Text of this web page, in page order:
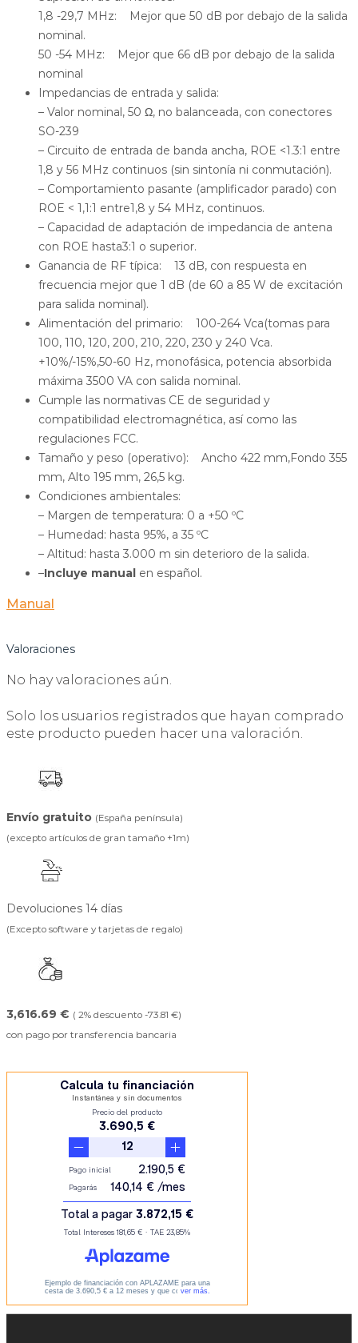
1,8 -29,7 MHz: Mejor que 50 dB por debajo de la salida
nominal.
50 -54 MHz: Mejor que 66 dB por debajo de la salida
nominal
Impedancias de entrada y salida:
– Valor nominal, 50 Ω, no balanceada, con conectores
SO-239
– Circuito de entrada de banda ancha, ROE <1.3:1 entre
1,8 y 56 MHz continuos (sin sintonía ni conmutación).
– Comportamiento pasante (amplificador parado) con
ROE < 1,1:1 entre1,8 y 54 MHz, continuos.
– Capacidad de adaptación de impedancia de antena
con ROE hasta3:1 o superior.
Ganancia de RF típica: 13 dB, con respuesta en
frecuencia mejor que 1 dB (de 60 a 85 W de excitación
para salida nominal).
Alimentación del primario: 100-264 Vca(tomas para
100, 110, 120, 200, 210, 220, 230 y 240 Vca.
+10%/-15%,50-60 Hz, monofásica, potencia absorbida
máxima 3500 VA con salida nominal.
Cumple las normativas CE de seguridad y
compatibilidad electromagnética, así como las
regulaciones FCC.
Tamaño y peso (operativo): Ancho 422 mm,Fondo 355
mm, Alto 195 mm, 26,5 kg.
Condiciones ambientales:
– Margen de temperatura: 0 a +50 ºC
– Humedad: hasta 95%, a 35 ºC
– Altitud: hasta 3.000 m sin deterioro de la salida.
–Incluye manual en español.
Manual
Valoraciones
No hay valoraciones aún.
Solo los usuarios registrados que hayan comprado
este producto pueden hacer una valoración.
Envío gratuito (España península)
(excepto artículos de gran tamaño +1m)
Devoluciones 14 días
(Excepto software y tarjetas de regalo)
3,616.69 € ( 2% descuento -73.81 €)
con pago por transferencia bancaria